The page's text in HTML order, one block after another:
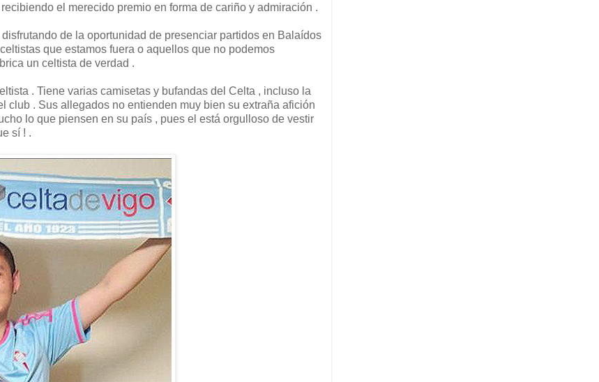
el merecido premio en forma de cariño y admiración .
de la oportunidad de presenciar partidos en Balaídos
que estamos fuera o aquellos que no podemos
un celtista de verdad .
. Tiene varias camisetas y bufandas del Celta , incluso la
. Sus allegados no entienden muy bien su extraña afición
lo que piensen en su país , pues el está orgulloso de vestir
sí ! .